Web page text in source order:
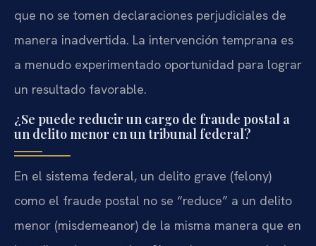
que no se tomen declaraciones perjudiciales de
manera inadvertida. La intervención temprana es
a menudo experimentado oportunidad para lograr
un resultado favorable.
¿Se puede reducir un cargo de fraude postal a
un delito menor en un tribunal federal?
En el sistema federal, un delito grave (felony)
como el fraude postal no se “reduce” a un delito
menor (misdemeanor) de la misma manera que en